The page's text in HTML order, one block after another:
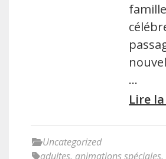
…
Lire
Uncategorized
adultes, animations spéciales,